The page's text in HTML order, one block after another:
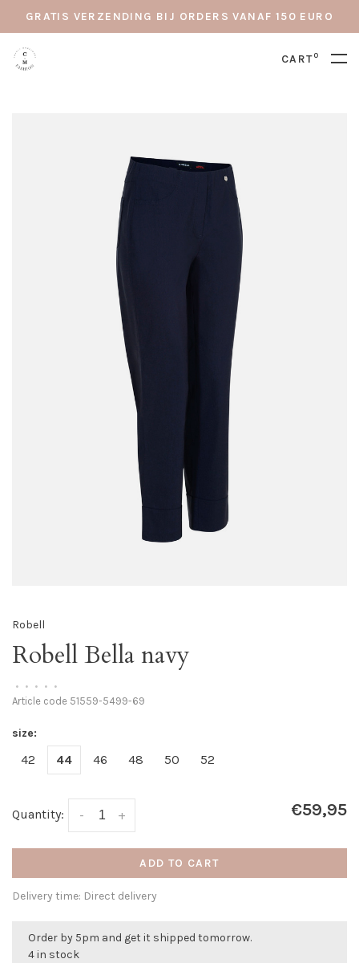
GRATIS VERZENDING BIJ ORDERS VANAF 150 EURO
CART0
Robell
Robell Bella navy
• • • • •
Article code 51559-5499-69
size:
42 44 46 48 50 52
Quantity: +
- €59,95
ADD TO CART
Delivery time: Direct delivery
Order by 5pm and get it shipped tomorrow.
4 in stock